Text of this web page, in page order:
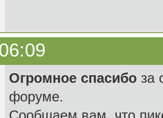
Огромное спасибо за
форуме.